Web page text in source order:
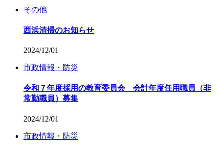
その他
西浜清掃のお知らせ
2024/12/01
市政情報・防災
令和７年度採用の教育委員会 会計年度任用職員（非
常勤職員）募集
2024/12/01
市政情報・防災